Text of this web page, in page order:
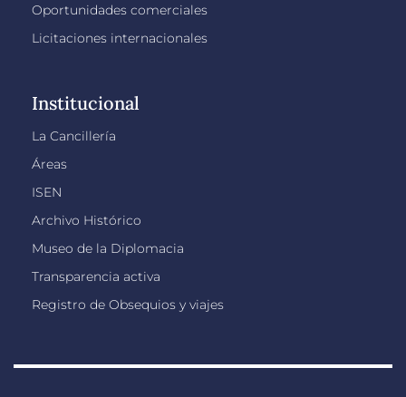
Oportunidades comerciales
Licitaciones internacionales
Institucional
La Cancillería
Áreas
ISEN
Archivo Histórico
Museo de la Diplomacia
Transparencia activa
Registro de Obsequios y viajes